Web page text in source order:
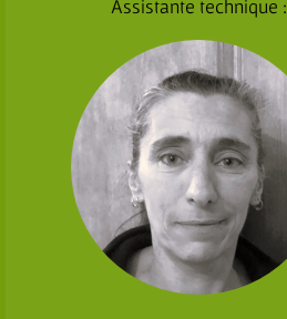
Assistante technique :